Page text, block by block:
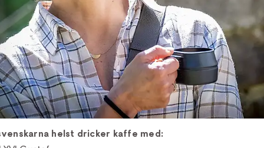
helst dricker kaffe med: